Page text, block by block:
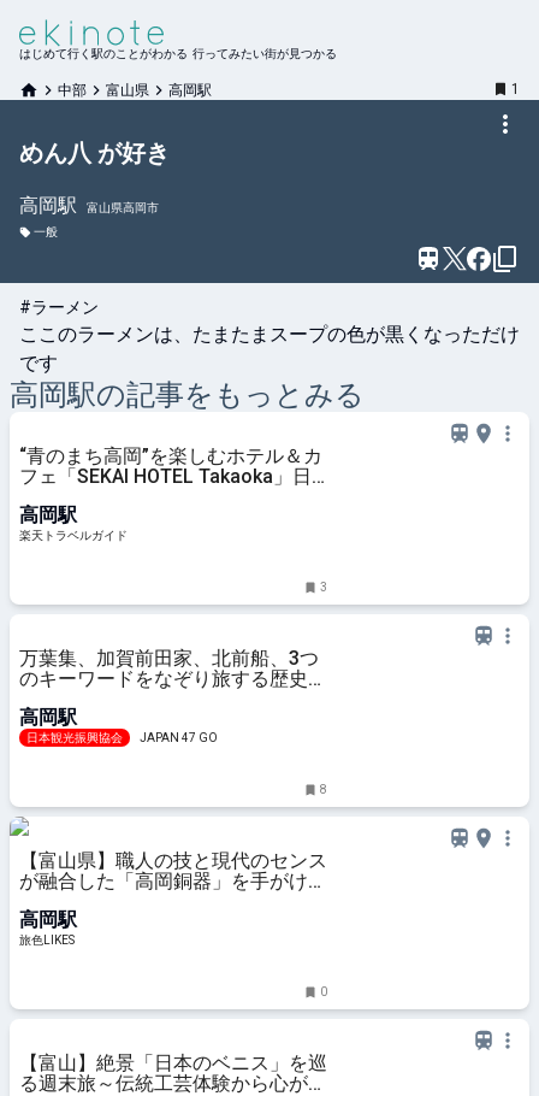
はじめて行く駅のことがわかる 行ってみたい街が見つかる
中部 富山県 高岡駅 1
めん八 が好き
高岡駅
富山県高岡市
一般
#ラーメン
ここのラーメンは、たまたまスープの色が黒くなっただけ
です
高岡駅の記事をもっとみる
“青のまち高岡”を楽しむホテル＆カ
フェ「SEKAI HOTEL Takaoka」日
ベル】
高岡駅
楽天トラベルガイド
3
万葉集、加賀前田家、北前船、3つ
のキーワードをなぞり旅する歴史都
高岡駅
日本観光振興協会 JAPAN 47 GO
8
【富山県】職人の技と現代のセンス
が融合した「高岡銅器」を手がける
高岡駅
旅色LIKES
0
【富山】絶景「日本のベニス」を巡
る週末旅～伝統工芸体験から心が整